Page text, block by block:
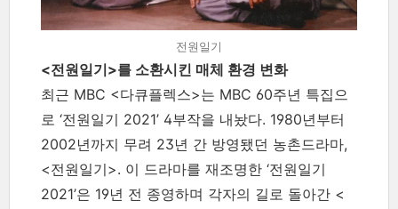
전원일기
<전원일기>를 소환시킨 매체 환경 변화
최근 MBC <다큐플렉스>는 MBC 60주년 특집으
로 ‘전원일기 2021’ 4부작을 내놨다. 1980년부터
2002년까지 무려 23년 간 방영됐던 농촌드라마,
<전원일기>. 이 드라마를 재조명한 ‘전원일기
2021’은 19년 전 종영하며 각자의 길로 돌아간 <